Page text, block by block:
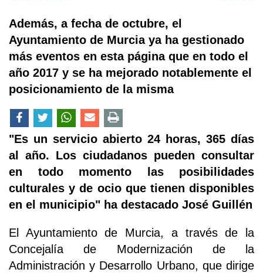
Además, a fecha de octubre, el
Ayuntamiento de Murcia ya ha gestionado
más eventos en esta página que en todo el
año 2017 y se ha mejorado notablemente el
posicionamiento de la misma
"Es un servicio abierto 24 horas, 365 días
al año. Los ciudadanos pueden consultar
en todo momento las posibilidades
culturales y de ocio que tienen disponibles
en el municipio" ha destacado José Guillén
El Ayuntamiento de Murcia, a través de la
Concejalía de Modernización de la
Administración y Desarrollo Urbano, que dirige